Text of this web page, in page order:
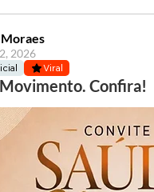
2026
Viral
Confira!